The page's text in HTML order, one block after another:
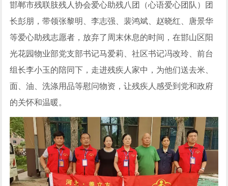
邯郸市残联肢残人协会爱心助残八团（心语爱心团队）团
长彭朋，带领张黎明、李志强、裴鸿斌、赵晓红、唐景华
等爱心助残志愿者，放弃了周末休息的时间，在邯山区阳
光花园物业部党支部书记马爱莉、社区书记冯改玲、前台
组长李小玉的陪同下，走进残疾人家中，为他们送去米、
面、油、洗涤用品等慰问物资，让残疾人感受到党和政府
的关怀和温暖。